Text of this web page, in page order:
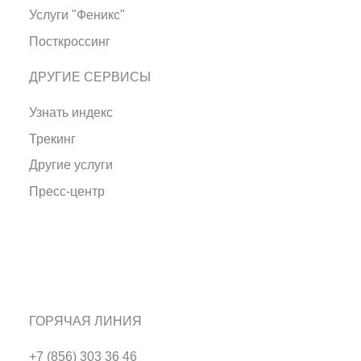
Услуги "Феникс"
Посткроссинг
ДРУГИЕ СЕРВИСЫ
Узнать индекс
Трекинг
Другие услуги
Пресс-центр
ГОРЯЧАЯ ЛИНИЯ
+7 (856) 303 36 46